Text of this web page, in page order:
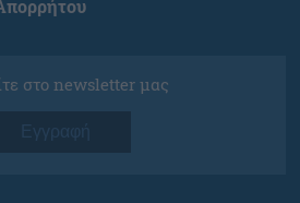
στο newsletter μας
Εγγραφή